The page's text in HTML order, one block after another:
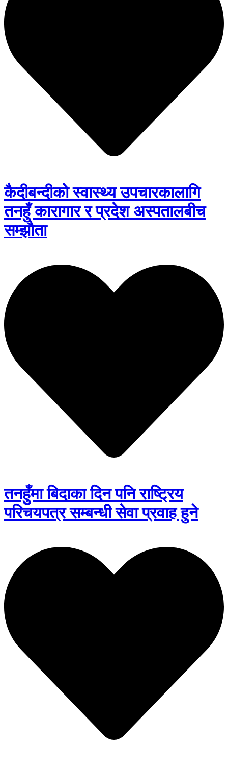
कैदीबन्दीको स्वास्थ्य उपचारकालागि
तनहुँ कारागार र प्रदेश अस्पतालबीच
सम्झौता
तनहुँमा बिदाका दिन पनि राष्ट्रिय
परिचयपत्र सम्बन्धी सेवा प्रवाह हुने